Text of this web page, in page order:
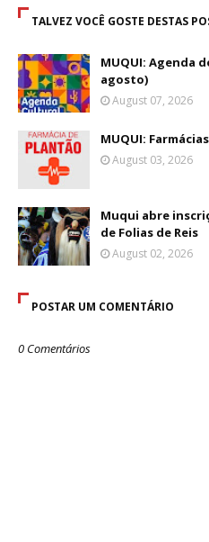
TALVEZ VOCÊ GOSTE DESTAS
MUQUI: Agenda
agosto)
August 07, 2026
MUQUI:
August 03, 2026
Muqui abre
de Folias de Reis
August 02, 2026
POSTAR UM COMENTÁRIO
0 Comentários